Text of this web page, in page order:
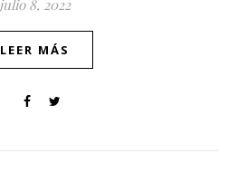
julio 8, 2022
LEER MÁS